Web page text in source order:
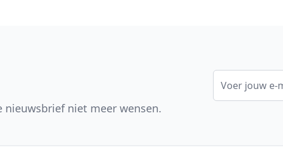
niet meer wensen.
E-mail adres